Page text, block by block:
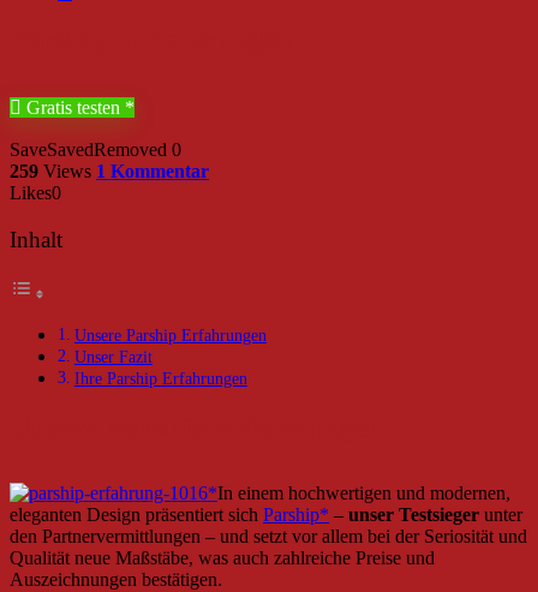
Gratis testen
SaveSavedRemoved 0
259 Views 1 Kommentar
Likes0
Inhalt
Unsere Parship Erfahrungen
Unser Fazit
Ihre Parship Erfahrungen
In einem hochwertigen und modernen,
eleganten Design präsentiert sich Parship – unser Testsieger unter
den Partnervermittlungen – und setzt vor allem bei der Seriosität und
Qualität neue Maßstäbe, was auch zahlreiche Preise und
Auszeichnungen bestätigen.